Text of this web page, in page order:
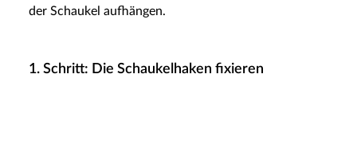
der Schaukel aufhängen.
1. Schritt: Die Schaukelhaken fixieren